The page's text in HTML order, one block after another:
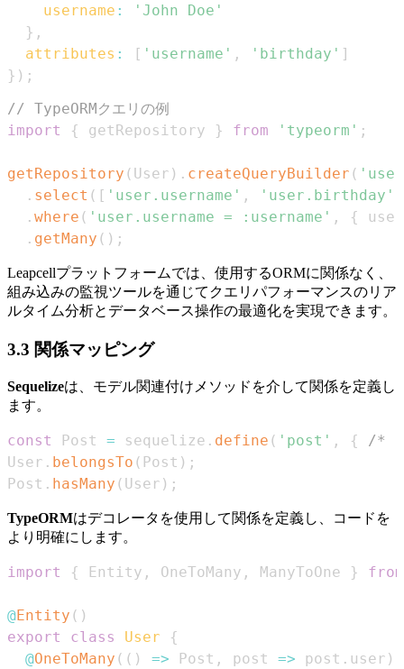
username :
'John Doe'
} ,
attributes : [ 'username' , 'birthday' ]
} ) ;
// TypeORMクエリの例
import
{ getRepository } from 'typeorm' ;
getRepository ( User ) . createQueryBuilder (
. select ( [ 'user.username' , 'user.birthday'
. where ( 'user.username = :username' , {
. getMany ( ) ;
Leapcellプラットフォームでは、使用するORMに関係なく、
組み込みの監視ツールを通じてクエリパフォーマンスのリア
ルタイム分析とデータベース操作の最適化を実現できます。
3.3 関係マッピング
Sequelizeは、モデル関連付けメソッドを介して関係を定義し
ます。
const Post = sequelize . define ( 'post' , {
/*
User . belongsTo ( Post ) ;
Post . hasMany ( User ) ;
TypeORMはデコレータを使用して関係を定義し、コードを
より明確にします。
import { Entity , OneToMany , ManyToOne } from
@Entity ( )
export
class User
{
@OneToMany ( ( ) => Post , post => post . user )